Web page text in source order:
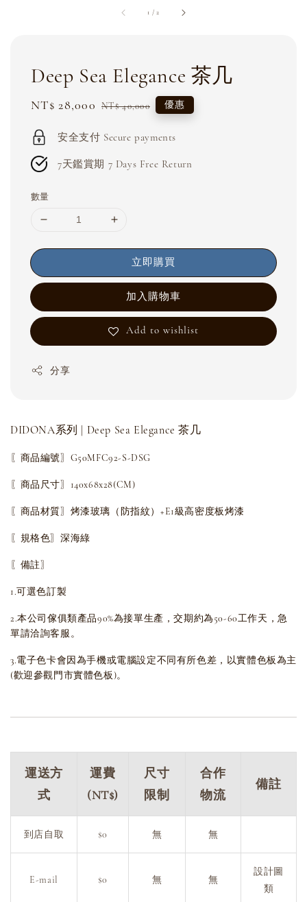
1 /2
Deep Sea Elegance 茶几
Sale
NT$ 28,000 Regular
NT$ 40,000 優惠
安全支付 Secure payments
7天鑑賞期 7 Days Free Return
數量
立即購買
加入購物車
Add to wishlist
分享
DIDONA系列 | Deep Sea Elegance 茶几
〖商品編號〗G50MFC92-S-DSG
〖商品尺寸〗140x68x28(CM)
〖商品材質〗烤漆玻璃（防指紋）+E1級高密度板烤漆
〖規格色〗深海綠
〖備註〗
1.可選色訂製
2.本公司傢俱類產品90%為接單生產，交期約為50-60工作天，急
單請洽詢客服。
3.電子色卡會因為手機或電腦設定不同有所色差，以實體色板為主
(歡迎參觀門市實體色板)。
運送方
式
運費
(NT$)
尺寸
限制
合作
物流
備註
到店自取 $0 無 無
E-mail $0 無 無
設計圖
類